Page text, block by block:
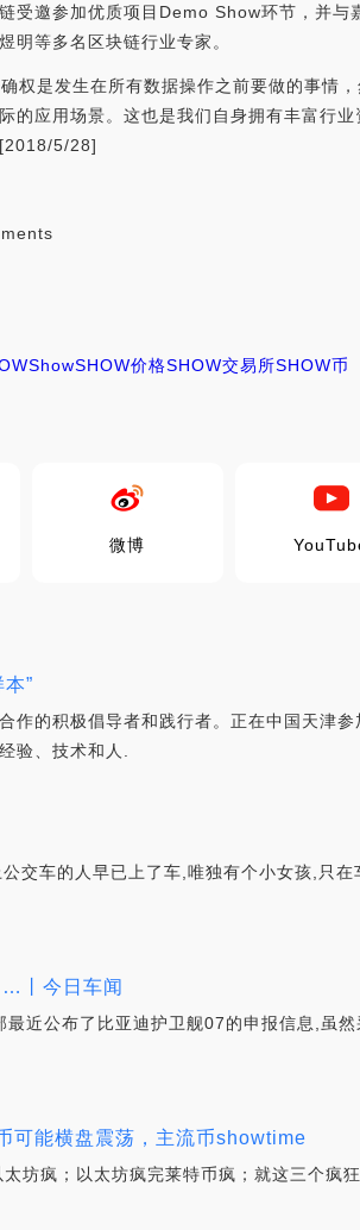
受邀参加优质项目Demo Show环节，并
明等多名区块链行业专家。
权是发生在所有数据操作之前要做的事情
的应用场景。这也是我们自身拥有丰富行
5/28]
ShowSHOW价格SHOW交易所SHOW币
微博
”
作的积极倡导者和践行者。正在中国天津
验、技术和人.
的人早已上了车,唯独有个小女孩,只在
丨今日车闻
近公布了比亚迪护卫舰07的申报信息,虽
可能横盘震荡，主流币showtime
坊疯；以太坊疯完莱特币疯；就这三个疯